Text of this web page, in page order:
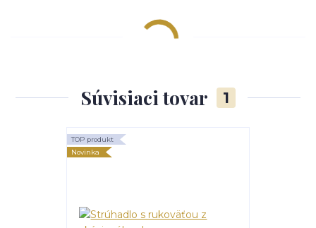
Súvisiaci tovar 1
TOP produkt
Novinka